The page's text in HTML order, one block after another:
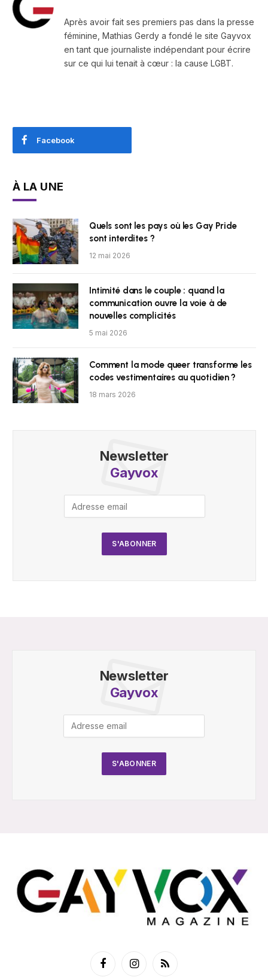
Après avoir fait ses premiers pas dans la presse
féminine, Mathias Gerdy a fondé le site Gayvox
en tant que journaliste indépendant pour écrire
sur ce qui lui tenait à cœur : la cause LGBT.
Facebook
À LA UNE
Quels sont les pays où les Gay Pride
sont interdites ?
12 mai 2026
Intimité dans le couple : quand la
communication ouvre la voie à de
nouvelles complicités
5 mai 2026
Comment la mode queer transforme les
codes vestimentaires au quotidien ?
18 mars 2026
Newsletter
Gayvox
Newsletter
Gayvox
FacebookInstagramRSS